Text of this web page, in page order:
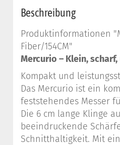
Beschreibung
Produktinformationen
Fiber/154CM"
Mercurio – Klein,
Kompakt und
Das Mercurio ist ein
feststehendes Messer
Die 6 cm lange Klinge
beeindruckende
Schnitthaltigkeit. Mit